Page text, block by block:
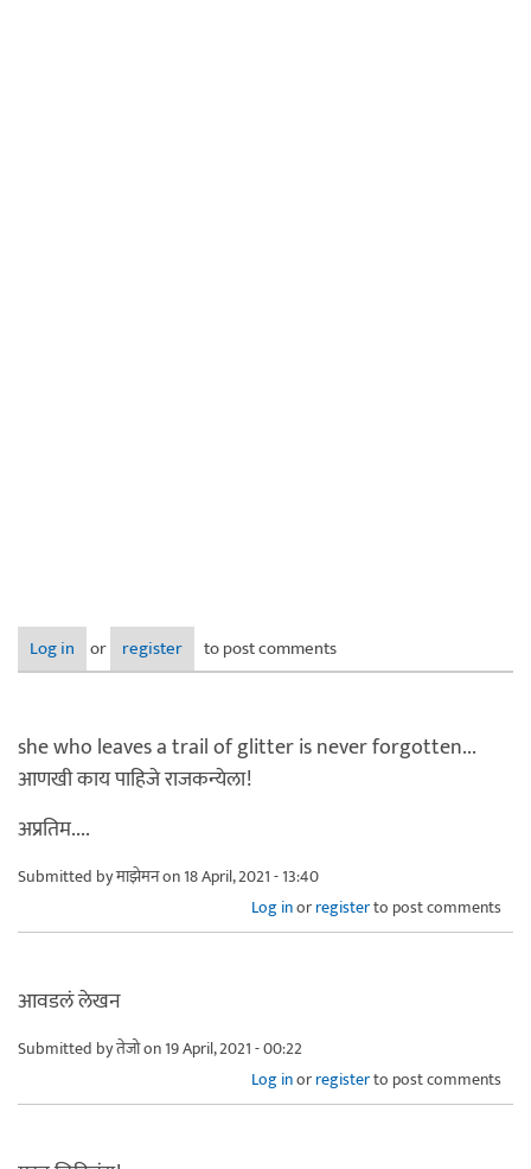
Log in or register to post comments
she who leaves a trail of glitter is never forgotten...
आणखी काय पाहिजे राजकन्येला!
अप्रतिम....
Submitted byमाझेमनon 18 April, 2021 - 13:40
Log inorregisterto post comments
आवडलं लेखन
Submitted byतेजोon 19 April, 2021 - 00:22
Log inorregisterto post comments